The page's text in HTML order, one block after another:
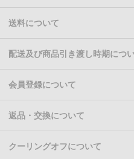
送料について
配送及び商品引き渡し時期につ
会員登録について
返品・交換について
クーリングオフについて